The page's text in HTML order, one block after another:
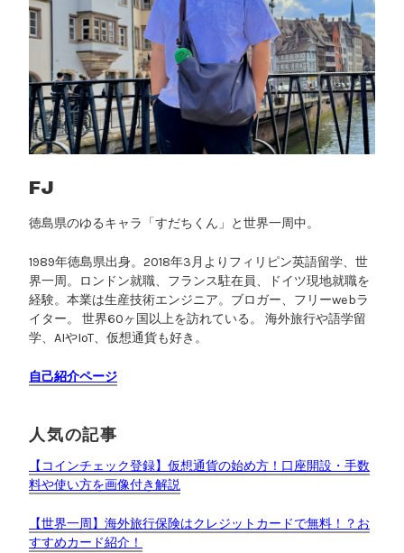
ン
ジ
ニ
ア
の
正
直
ー
FJ
徳島県のゆるキャラ「すだちくん」と世界一周中。
1989年徳島県出身。2018年3月よりフィリピン英語留学、世
界一周。ロンドン就職、フランス駐在員、ドイツ現地就職を
経験。本業は生産技術エンジニア。ブロガー、フリーwebラ
イター。 世界60ヶ国以上を訪れている。 海外旅行や語学留
学、AIやIoT、仮想通貨も好き。
自己紹介ページ
人気の記事
【コインチェック登録】仮想通貨の始め方！口座開設・手数
料や使い方を画像付き解説
【世界一周】海外旅行保険はクレジットカードで無料！？お
すすめカード紹介！